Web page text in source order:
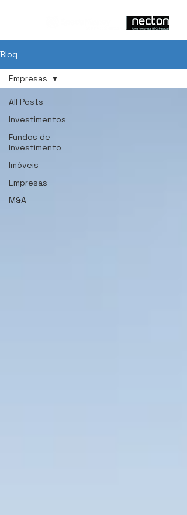
Blog
All Posts
Investimentos
Fundos de
Investimento
Imóveis
Empresas
M&A
Empresas